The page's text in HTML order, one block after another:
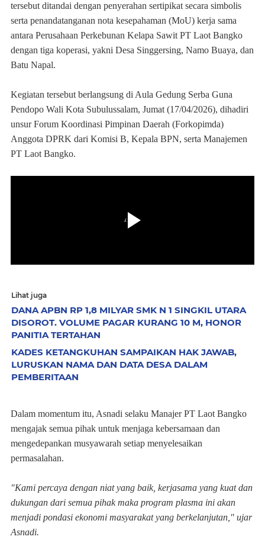
tersebut ditandai dengan penyerahan sertipikat secara simbolis
serta penandatanganan nota kesepahaman (MoU) kerja sama
antara Perusahaan Perkebunan Kelapa Sawit PT Laot Bangko
dengan tiga koperasi, yakni Desa Singgersing, Namo Buaya, dan
Batu Napal.
‎Kegiatan tersebut berlangsung di Aula Gedung Serba Guna
Pendopo Wali Kota Subulussalam, Jumat (17/04/2026), dihadiri
unsur Forum Koordinasi Pimpinan Daerah (Forkopimda)
Anggota DPRK dari Komisi B, Kepala BPN, serta Manajemen
PT Laot Bangko.
Lihat juga
DANA APBN RP 1,8 MILYAR SMK N 1 SINGKIL UTARA
DISOROT. VOLUME PAGAR KURANG 10 M, HONOR
PANITIA TERTAHAN
KADES KETANGKUHAN SAMPAIKAN HAK JAWAB,
LURUSKAN NAMA DAN DATA DESA DALAM
PEMBERITAAN
‎Dalam momentum itu, Asnadi selaku Manajer PT Laot Bangko
mengajak semua pihak untuk menjaga kebersamaan dan
mengedepankan musyawarah setiap menyelesaikan
permasalahan.
‎"Kami percaya dengan niat yang baik, kerjasama yang kuat dan
dukungan dari semua pihak maka program plasma ini akan
menjadi pondasi ekonomi masyarakat yang berkelanjutan," ujar
Asnadi.